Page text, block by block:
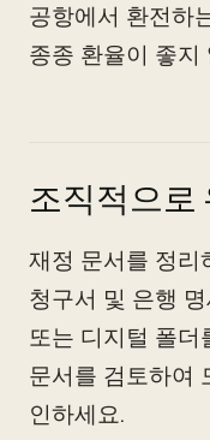
공항에서 환전하
종종 환율이 좋지
조직적으로
재정 문서를 정리
청구서 및 은행
또는 디지털 폴더
문서를 검토하여
인하세요.